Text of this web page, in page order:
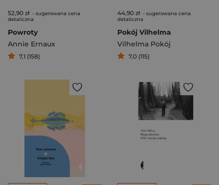
52,90 zł - sugerowana cena
detaliczna
Powroty
Annie Ernaux
7,1 (158)
44,90 zł - sugerowana cena
detaliczna
Pokój Vilhelma
Vilhelma Pokój
7,0 (115)